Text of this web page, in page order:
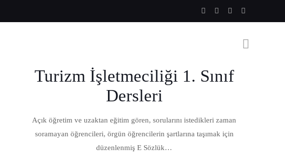
Turizm İşletmeciliği 1. Sınıf
Dersleri
Açık öğretim ve uzaktan eğitim gören, sorularını istedikleri zaman
soramayan öğrencileri, örgün öğrencilerin şartlarına taşımak için
düzenlenmiş E Sözlük…